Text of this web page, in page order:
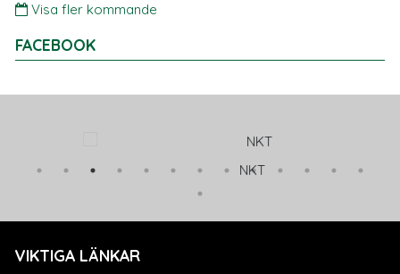
Visa fler kommande
FACEBOOK
NKT
VIKTIGA LÄNKAR